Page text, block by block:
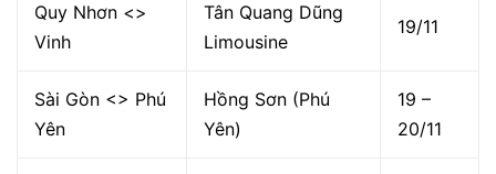
Quy Nhơn <>
Vinh
Tân Quang Dũng
Limousine
19/11
Sài Gòn <> Phú
Yên
Hồng Sơn (Phú
Yên)
19 –
20/11